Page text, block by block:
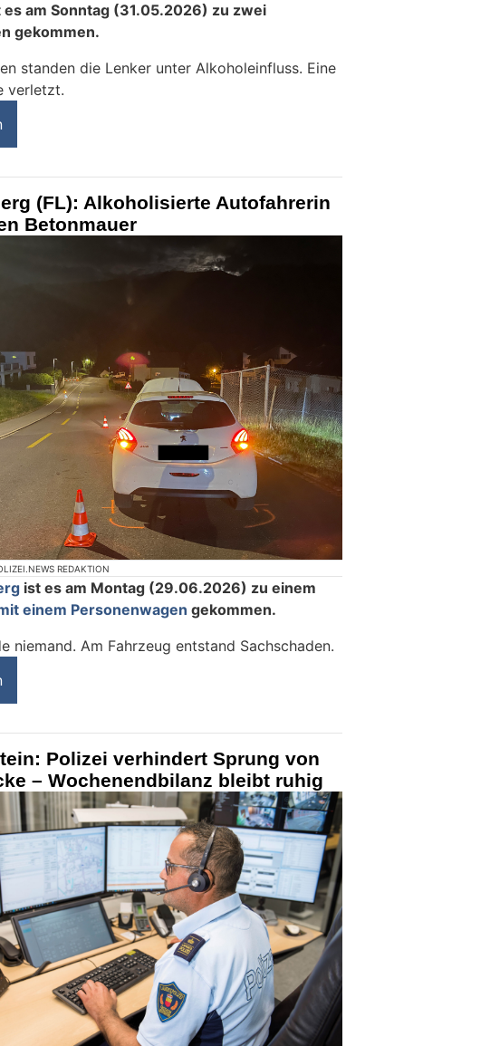
es am Sonntag (31.05.2026) zu zwei
gekommen.
standen die Lenker unter Alkoholeinfluss. Eine
verletzt.
(FL): Alkoholisierte Autofahrerin
Betonmauer
REDAKTION
ist es am Montag (29.06.2026) zu einem
einem Personenwagen gekommen.
niemand. Am Fahrzeug entstand Sachschaden.
Polizei verhindert Sprung von
– Wochenendbilanz bleibt ruhig